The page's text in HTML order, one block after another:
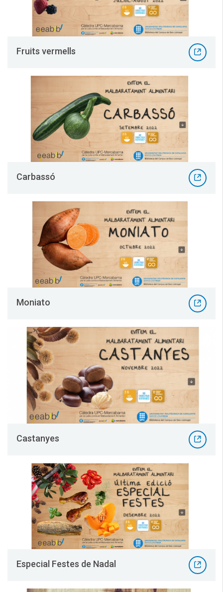
Fruits vermells
Carbassó
Moniato
Castanyes
Especial Festes de Nadal